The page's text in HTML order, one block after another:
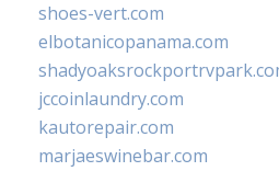
shoes-vert.com
elbotanicopanama.com
jccoinlaundry.com
kautorepair.com
marjaeswinebar.com